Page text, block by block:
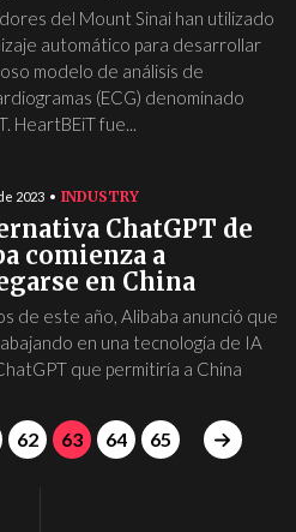
del Mount Sinai han utilizado
automático para desarrollar
modelo de análisis de
(ECG) denominado
HeartBEiT fue...
2023 INDUSTRY
ChatGPT de
comienza a
en China
de este año, Alibaba anunció que
en una tecnología de IA
que permitiría a China
62 63 64 65